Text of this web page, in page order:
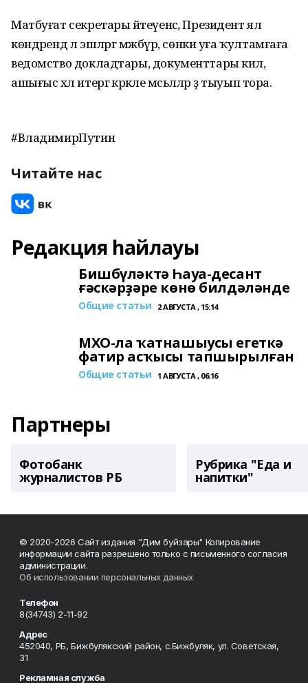
Матбуғат секретары әйтеүенсә, Президент ял
көндәрендә лә эшләргә мәжбүр, сөнки уға ҡултамғаға
ведомство докладтары, документтары килә,
ашығыс хәл итергә кәрәкле мәсьәләләр ҙә тыуып тора.
#ВладимирПутин
Читайте нас
Редакция һайлауы
Бишбүләктә Һауа-десант
ғәскәрҙәре көнө билдәләнде
Общие статьи 2 АВГУСТА , 15:14
МХО-ла ҡатнашыусы егеткә
фатир асҡысы тапшырылған
Общие статьи 1 АВГУСТА , 06:16
Партнеры
Фотобанк
журналистов РБ
Рубрика "Еда и
напитки"
© 2020-2026 Сайт издания "Дим буйзары" Копирование
информации сайта разрешено только с письменного согласия
администрации.
Об использовании персональных данных
Телефон
8(34743) 2-11-92
Адрес
452040, РБ, Бижбулякский район, с.Бижбуляк, ул. Советская,
31
Рекламная служба